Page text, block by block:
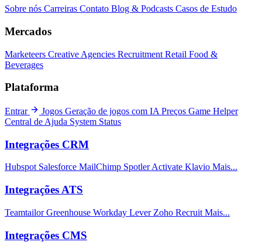
Sobre nós Carreiras Contato Blog & Podcasts Casos de Estudo
Mercados
Marketeers Creative Agencies Recruitment Retail Food &
Beverages
Plataforma
Entrar Jogos Geração de jogos com IA Preços Game Helper
Central de Ajuda System Status
Integrações CRM
Hubspot Salesforce MailChimp Spotler Activate Klavio Mais...
Integrações ATS
TeamtailorGreenhouse Workday Lever Zoho Recruit Mais...
Integrações CMS